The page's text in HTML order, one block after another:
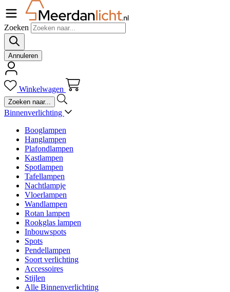
Zoeken
Annuleren
Winkelwagen
Binnenverlichting
Booglampen
Hanglampen
Plafondlampen
Kastlampen
Spotlampen
Tafellampen
Nachtlampje
Vloerlampen
Wandlampen
Rotan lampen
Rookglas lampen
Inbouwspots
Spots
Pendellampen
Soort verlichting
Accessoires
Stijlen
Alle Binnenverlichting